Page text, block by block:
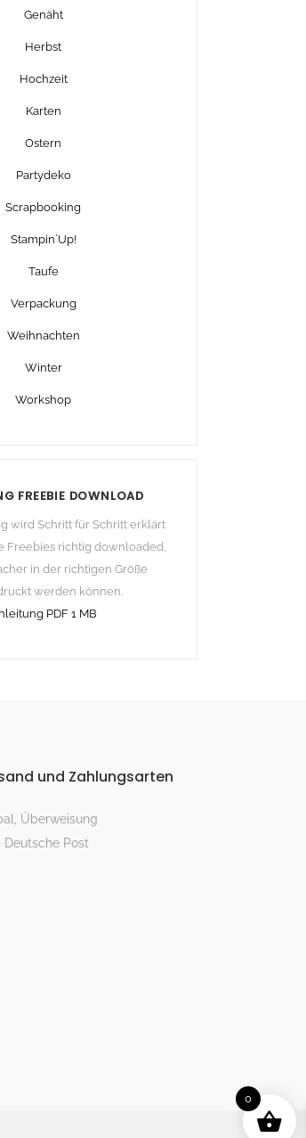
Genäht
Herbst
Hochzeit
Karten
Ostern
Partydeko
Scrapbooking
Stampin´Up!
Taufe
Verpackung
Weihnachten
Winter
Workshop
FREEBIE DOWNLOAD
wird Schritt für Schritt erklärt
Freebies richtig downloaded,
in der richtigen Größe
werden können.
PDF 1 MB
und Zahlungsarten
Überweisung
Deutsche Post
0